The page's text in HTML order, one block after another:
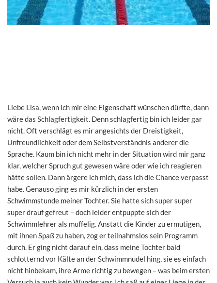
Liebe Lisa, wenn ich mir eine Eigenschaft wünschen dürfte, dann
wäre das Schlagfertigkeit. Denn schlagfertig bin ich leider gar
nicht. Oft verschlägt es mir angesichts der Dreistigkeit,
Unfreundlichkeit oder dem Selbstverständnis anderer die
Sprache. Kaum bin ich nicht mehr in der Situation wird mir ganz
klar, welcher Spruch gut gewesen wäre oder wie ich reagieren
hätte sollen. Dann ärgere ich mich, dass ich die Chance verpasst
habe. Genauso ging es mir kürzlich in der ersten
Schwimmstunde meiner Tochter. Sie hatte sich super super
super drauf gefreut – doch leider entpuppte sich der
Schwimmlehrer als muffelig. Anstatt die Kinder zu ermutigen,
mit ihnen Spaß zu haben, zog er teilnahmslos sein Programm
durch. Er ging nicht darauf ein, dass meine Tochter bald
schlotternd vor Kälte an der Schwimmnudel hing, sie es einfach
nicht hinbekam, ihre Arme richtig zu bewegen – was beim ersten